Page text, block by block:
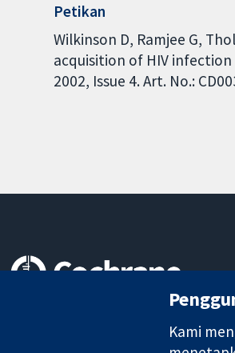
Petikan
Wilkinson D, Ramjee G,
acquisition of HIV
2002, Issue 4. Art. No.:
Kami